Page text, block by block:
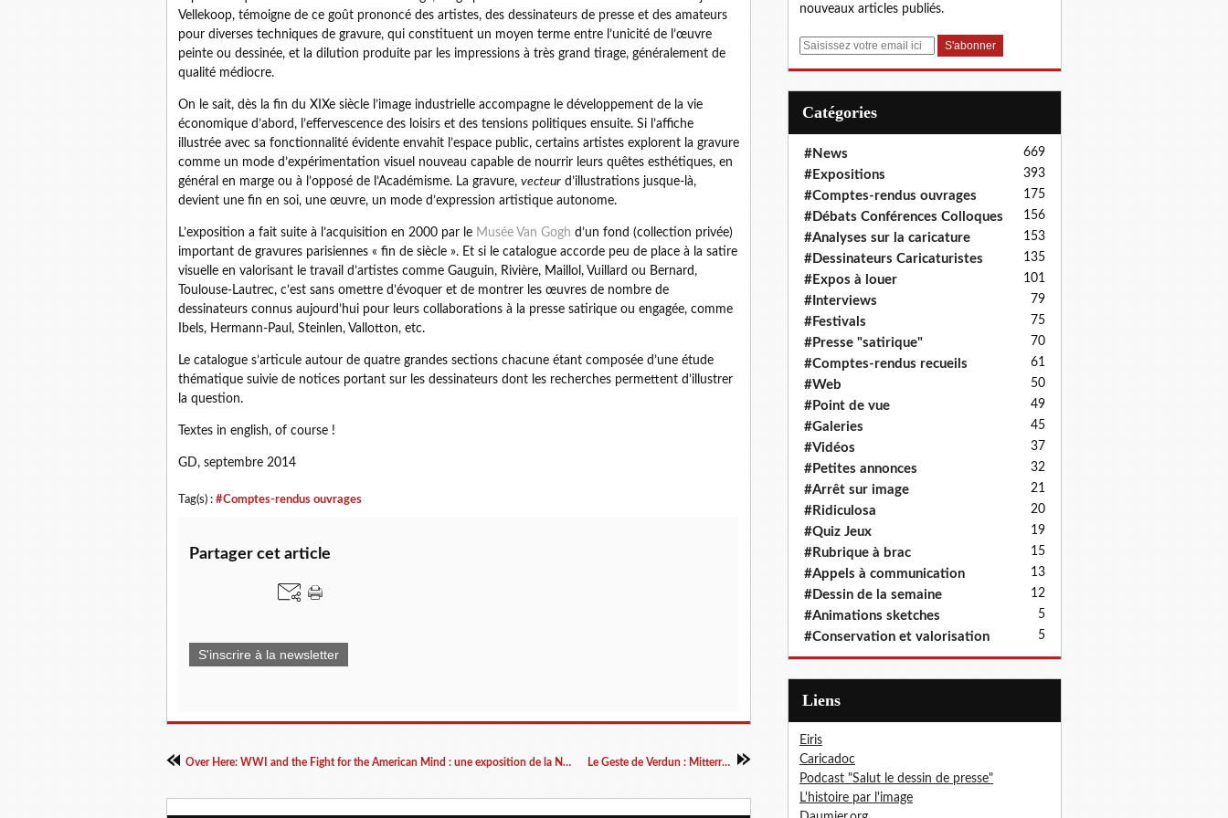
Vellekoop, témoigne de ce goût prononcé des artistes, des dessinateurs de presse et des amateurs
pour diverses techniques de gravure, qui constituent un moyen terme entre l’unicité de l’œuvre
peinte ou dessinée, et la dilution produite par les impressions à très grand tirage, généralement de
qualité médiocre.
On le sait, dès la fin du XIXe siècle l’image industrielle accompagne le développement de la vie
économique d’abord, l’effervescence des loisirs et des tensions politiques ensuite. Si l’affiche
illustrée avec sa fonctionnalité évidente envahit l’espace public, certains artistes explorent la gravure
comme un mode d’expérimentation visuel nouveau capable de nourrir leurs quêtes esthétiques, en
général en marge ou à l’opposé de l’Académisme. La gravure, vecteur d’illustrations jusque-là,
devient une fin en soi, une œuvre, un mode d’expression artistique autonome.
L’exposition a fait suite à l’acquisition en 2000 par le Musée Van Gogh d’un fond (collection privée)
important de gravures parisiennes « fin de siècle ». Et si le catalogue accorde peu de place à la satire
visuelle en valorisant le travail d’artistes comme Gauguin, Rivière, Maillol, Vuillard ou Bernard,
Toulouse-Lautrec, c’est sans omettre d’évoquer et de montrer les œuvres de nombre de
dessinateurs connus aujourd’hui pour leurs collaborations à la presse satirique ou engagée, comme
Ibels, Hermann-Paul, Steinlen, Vallotton, etc.
Le catalogue s’articule autour de quatre grandes sections chacune étant composée d’une étude
thématique suivie de notices portant sur les dessinateurs dont les recherches permettent d’illustrer
la question.
Textes in english, of course !
GD, septembre 2014
Tag(s) : #Comptes-rendus ouvrages
Partager cet article
S'inscrire à la newsletter
Over Here: WWI and the Fight for the American Mind : une exposition de la New York Public Library sur la propagande aux USA pendant la Grande Guerre Le Geste de Verdun : Mitterrand – Kohl en dessins de presse
nouveaux articles publiés.
E
Catégories
#News 669
#Expositions 393
#Comptes-rendus ouvrages 175
#Débats Conférences Colloques 156
#Analyses sur la caricature 153
#Dessinateurs Caricaturistes 135
#Expos à louer 101
#Interviews 79
#Festivals 75
#Presse "satirique" 70
#Comptes-rendus recueils 61
#Web 50
#Point de vue 49
#Galeries 45
#Vidéos 37
#Petites annonces 32
#Arrêt sur image 21
#Ridiculosa 20
#Quiz Jeux 19
#Rubrique à brac 15
#Appels à communication 13
#Dessin de la semaine 12
#Animations sketches 5
#Conservation et valorisation 5
Liens
Eiris
Caricadoc
Podcast "Salut le dessin de presse"
L'histoire par l'image